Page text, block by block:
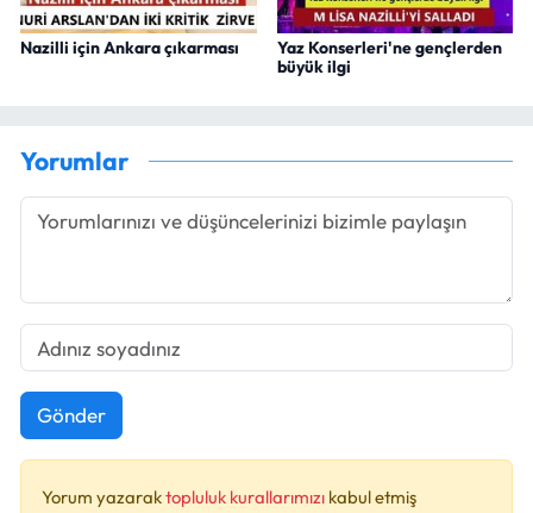
Nazilli için Ankara çıkarması
Yaz Konserleri'ne gençlerden
büyük ilgi
Yorumlar
Gönder
Yorum yazaraktopluluk kurallarımızı kabul etmiş